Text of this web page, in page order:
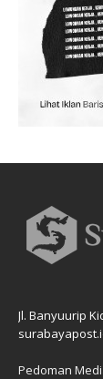
Jl. Banyuurip
Pedoman